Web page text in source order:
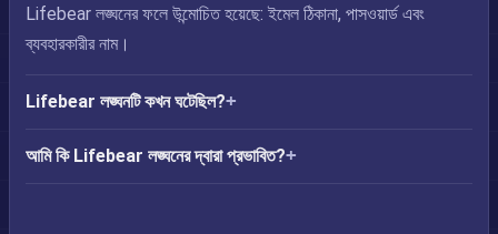
Lifebear লঙ্ঘনের ফলে উন্মোচিত হয়েছে: ইমেল ঠিকানা, পাসওয়ার্ড এবং
ব্যবহারকারীর নাম।
Lifebear লঙ্ঘনটি কখন ঘটেছিল?
আমি কি Lifebear লঙ্ঘনের দ্বারা প্রভাবিত?